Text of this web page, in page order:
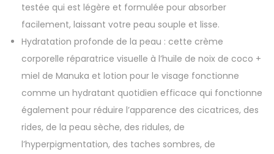
testée qui est légère et formulée pour absorber
facilement, laissant votre peau souple et lisse.
Hydratation profonde de la peau : cette crème
corporelle réparatrice visuelle à l’huile de noix de coco +
miel de Manuka et lotion pour le visage fonctionne
comme un hydratant quotidien efficace qui fonctionne
également pour réduire l’apparence des cicatrices, des
rides, de la peau sèche, des ridules, de
l’hyperpigmentation, des taches sombres, de